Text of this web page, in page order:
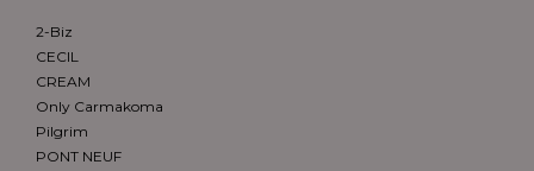
2-Biz
CECIL
CREAM
Only Carmakoma
Pilgrim
PONT NEUF